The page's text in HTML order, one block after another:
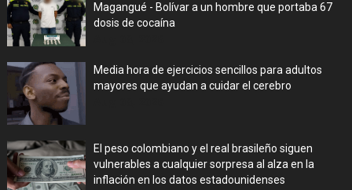
Magangué - Bolívar a un hombre que portaba 67
dosis de cocaína
Media hora de ejercicios sencillos para adultos
mayores que ayudan a cuidar el cerebro
El peso colombiano y el real brasileño siguen
vulnerables a cualquier sorpresa al alza en la
inflación en los datos estadounidenses